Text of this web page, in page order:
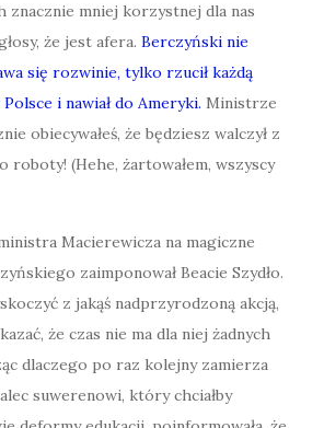
znacznie mniej korzystnej dla nas
że jest afera. Berczyński nie
się rozwinie, tylko rzucił każdą
i nawiał do Ameryki. Ministrze
obiecywałeś, że będziesz walczył z
roboty! (Hehe, żartowałem, wszyscy
Macierewicza na magiczne
zaimponował Beacie Szydło.
z jakąś nadprzyrodzoną akcją,
że czas nie ma dla niej żadnych
dlaczego po raz kolejny zamierza
suwerenowi, który chciałby